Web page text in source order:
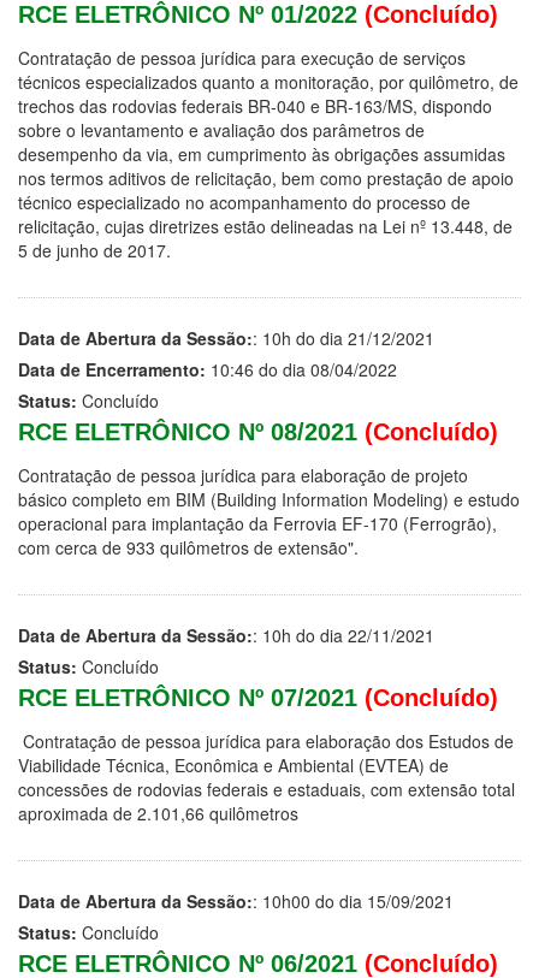
RCE ELETRÔNICO Nº 01/2022 (Concluído)
Contratação de pessoa jurídica para execução de serviços
técnicos especializados quanto a monitoração, por quilômetro, de
trechos das rodovias federais BR-040 e BR-163/MS, dispondo
sobre o levantamento e avaliação dos parâmetros de
desempenho da via, em cumprimento às obrigações assumidas
nos termos aditivos de relicitação, bem como prestação de apoio
técnico especializado no acompanhamento do processo de
relicitação, cujas diretrizes estão delineadas na Lei nº 13.448, de
5 de junho de 2017.
Data de Abertura da Sessão:: 10h do dia 21/12/2021
Data de Encerramento: 10:46 do dia 08/04/2022
Status: Concluído
RCE ELETRÔNICO Nº 08/2021 (Concluído)
Contratação de pessoa jurídica para elaboração de projeto
básico completo em BIM (Building Information Modeling) e estudo
operacional para implantação da Ferrovia EF-170 (Ferrogrão),
com cerca de 933 quilômetros de extensão".
Data de Abertura da Sessão:: 10h do dia 22/11/2021
Status: Concluído
RCE ELETRÔNICO Nº 07/2021 (Concluído)
Contratação de pessoa jurídica para elaboração dos Estudos de
Viabilidade Técnica, Econômica e Ambiental (EVTEA) de
concessões de rodovias federais e estaduais, com extensão total
aproximada de 2.101,66 quilômetros
Data de Abertura da Sessão:: 10h00 do dia 15/09/2021
Status: Concluído
RCE ELETRÔNICO Nº 06/2021 (Concluído)